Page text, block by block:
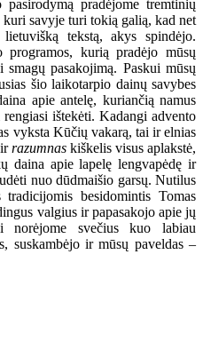
pradėjome tremtinių
kuri savyje turi tokią galią, kad net
tekstą, akys spindėjo.
programos, kurią pradėjo mūsų
pasakojimą. Paskui mūsų
šio laikotarpio dainų savybes
apie antelę, kuriančią namus
ištekėti. Kadangi advento
vyksta Kūčių vakarą, tai ir elnias
razumnas kiškelis visus aplakstė,
daina apie lapelę lengvapėdę ir
nuo dūdmaišio garsų. Nutilus
besidomintis Tomas
valgius ir papasakojo apie jų
norėjome svečius kuo labiau
suskambėjo ir mūsų paveldas –